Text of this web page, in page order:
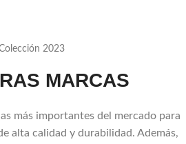
2023
MARCAS
más importantes del mercado para
alta calidad y durabilidad. Además,